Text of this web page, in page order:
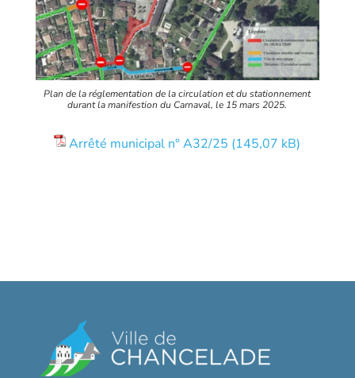
Plan de la réglementation de la circulation et du stationnement
durant la manifestion du Carnaval, le 15 mars 2025.
Arrêté municipal n° A32/25